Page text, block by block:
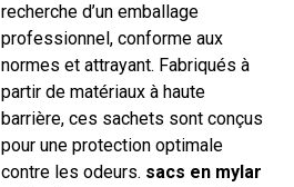
recherche d’un emballage
professionnel, conforme aux
normes et attrayant. Fabriqués à
partir de matériaux à haute
barrière, ces sachets sont conçus
pour une protection optimale
contre les odeurs. sacs en mylar